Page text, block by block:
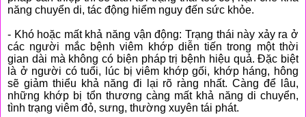
năng chuyển di, tác động hiểm nguy đến sức khỏe.
- Khó hoặc mất khả năng vận động: Trạng thái này xảy ra ở
các người mắc bệnh viêm khớp diễn tiến trong một thời
gian dài mà không có biện pháp trị bệnh hiệu quả. Đặc biệt
là ở người có tuổi, lúc bị viêm khớp gối, khớp háng, hông
sẽ giảm thiểu khả năng đi lại rõ ràng nhất. Càng để lâu,
những khớp bị tổn thương càng mất khả năng di chuyển,
tình trạng viêm đỏ, sưng, thường xuyên tái phát.